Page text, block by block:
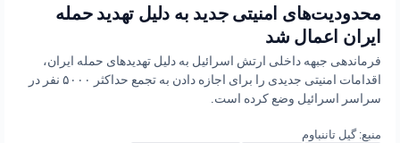
محدودیت‌های امنیتی جدید به دلیل تهدید حمله
ایران اعمال شد
فرماندهی جبهه داخلی ارتش اسرائیل به دلیل تهدیدهای حمله ایران،
اقدامات امنیتی جدیدی را برای اجازه دادن به تجمع حداکثر ۵۰۰۰ نفر در
سراسر اسرائیل وضع کرده است.
منبع: گیل تاننباوم